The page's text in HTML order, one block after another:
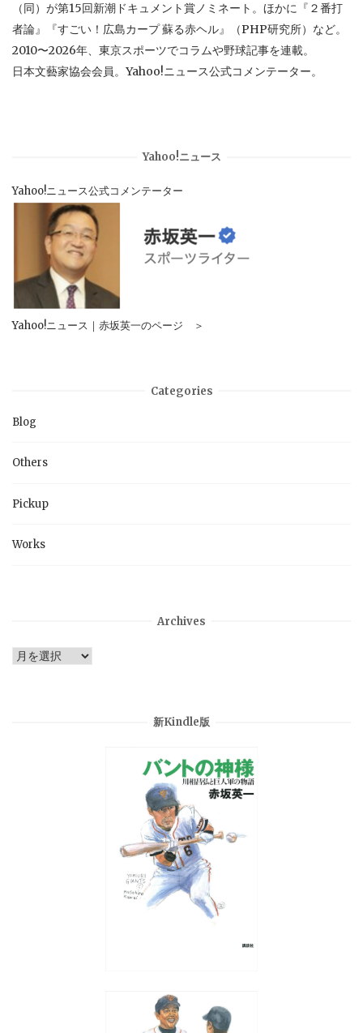
（同）が第15回新潮ドキュメント賞ノミネート。ほかに『２番打
者論』『すごい！広島カープ 蘇る赤ヘル』（PHP研究所）など。
2010〜2026年、東京スポーツでコラムや野球記事を連載。
日本文藝家協会会員。Yahoo!ニュース公式コメンテーター。
Yahoo!ニュース
Yahoo!ニュース公式コメンテーター
Yahoo!ニュース｜赤坂英一のページ ＞
Categories
Blog
Others
Pickup
Works
Archives
Archives
新Kindle版